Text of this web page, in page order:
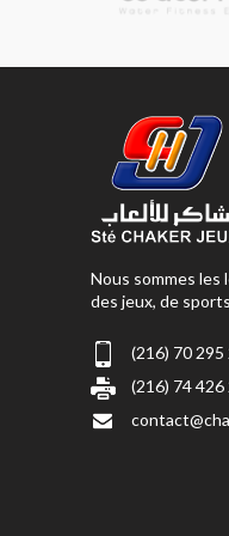
Nous sommes les
des jeux, de
(216) 70
(216) 74 426